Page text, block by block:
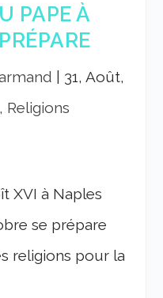
PAPE À
31, Août,
Religions
XVI à Naples
se prépare
religions pour la